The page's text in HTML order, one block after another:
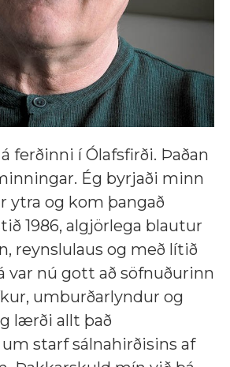
ferðinni í Ólafsfirði. Þaðan
Ég byrjaði minn
ytra og kom þangað
1986, algjörlega blautur
reynslulaus og með lítið
var nú gott að söfnuðurinn
umburðarlyndur og
lærði allt það
starf sálnahirðisins af